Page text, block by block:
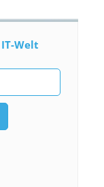
Welt